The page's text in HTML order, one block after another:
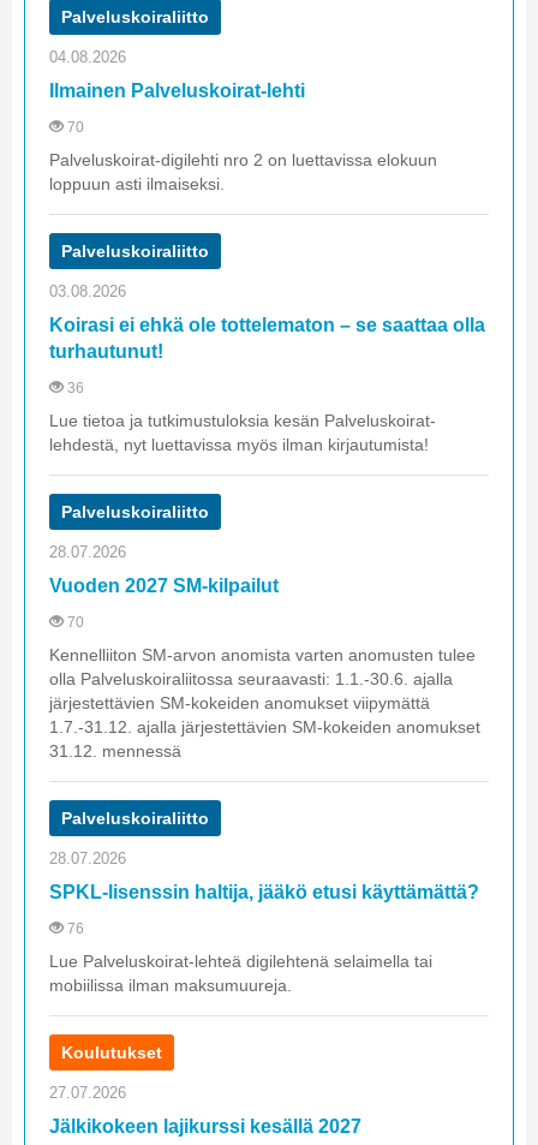
Palveluskoiraliitto
04.08.2026
Ilmainen Palveluskoirat-lehti
70
Palveluskoirat-digilehti nro 2 on luettavissa elokuun
loppuun asti ilmaiseksi.
Palveluskoiraliitto
03.08.2026
Koirasi ei ehkä ole tottelematon – se saattaa olla
turhautunut!
36
Lue tietoa ja tutkimustuloksia kesän Palveluskoirat-
lehdestä, nyt luettavissa myös ilman kirjautumista!
Palveluskoiraliitto
28.07.2026
Vuoden 2027 SM-kilpailut
70
Kennelliiton SM-arvon anomista varten anomusten tulee
olla Palveluskoiraliitossa seuraavasti: 1.1.-30.6. ajalla
järjestettävien SM-kokeiden anomukset viipymättä
1.7.-31.12. ajalla järjestettävien SM-kokeiden anomukset
31.12. mennessä
Palveluskoiraliitto
28.07.2026
SPKL-lisenssin haltija, jääkö etusi käyttämättä?
76
Lue Palveluskoirat-lehteä digilehtenä selaimella tai
mobiilissa ilman maksumuureja.
Koulutukset
27.07.2026
Jälkikokeen lajikurssi kesällä 2027